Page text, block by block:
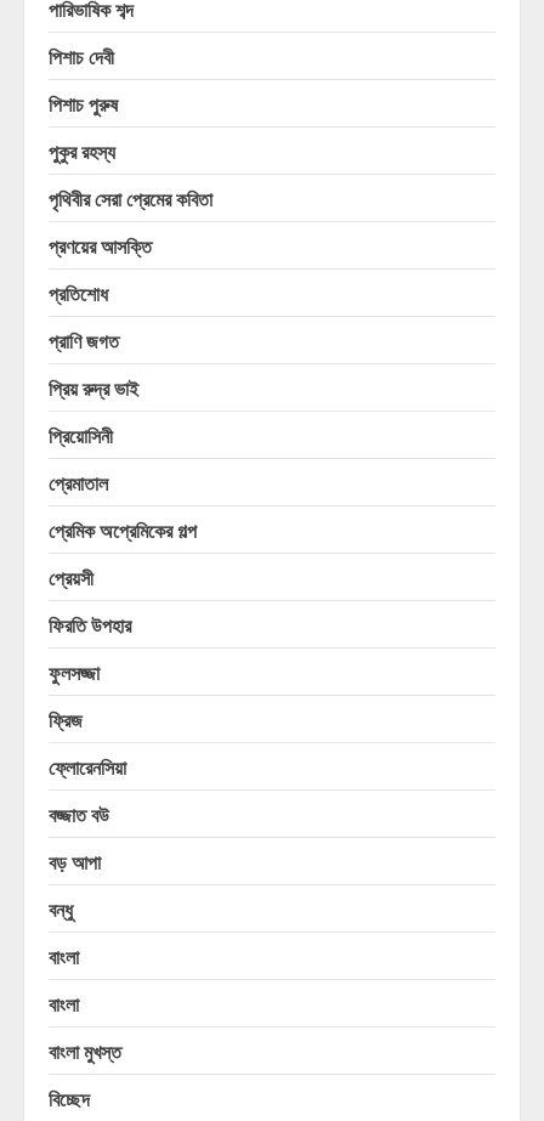
পারিভাষিক শব্দ
পিশাচ দেবী
পিশাচ পুরুষ
পুকুর রহস্য
পৃথিবীর সেরা প্রেমের কবিতা
প্রণয়ের আসক্তি
প্রতিশোধ
প্রাণি জগত
প্রিয় রুদ্র ভাই
প্রিয়োসিনী
প্রেমাতাল
প্রেমিক অপ্রেমিকের গল্প
প্রেয়সী
ফিরতি উপহার
ফুলসজ্জা
ফ্রিজ
ফ্লোরেনসিয়া
বজ্জাত বউ
বড় আপা
বন্ধু
বাংলা
বাংলা
বাংলা মুখস্ত
বিচ্ছেদ